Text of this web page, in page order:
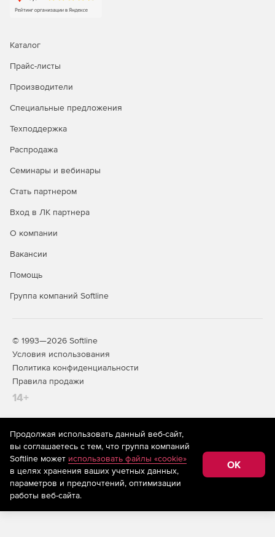
участки изображений, будь то волосы, мех, облака,
воспользоваться функцией уточнения краев.
Профессиональные художественные инструменты
проектов и привнесение разнообразия в готовые
программе имеются уникальные художественные
фильтры, преобразующие изображения в реалистичные
AliveColors предлагает расширенный редактор кистей для
создания новых инструментов и модификации
изменений, можно варьировать во время рисования
характеристики.
Каталог
Прайс-листы
Производители
Специальные предложения
Техподдержка
Распродажа
Семинары и вебинары
Стать партнером
Вход в ЛК партнера
О компании
Вакансии
Помощь
Группа компаний Softline
© 1993—2026 Softline
Условия использования
Политика конфиденциальности
Правила продажи
14+
На информационном ресурсе store.softline.ru применяются
рекомендательные технологии(информационные технологии
предоставления информации на основе сбора,
систематизации и анализа сведений, относящихся к
предпочтениям пользователей сети «Интернет»,
находящихся на территории Российской Федерации)
Продолжая использовать данный веб-сайт,
вы соглашаетесь с тем, что группа компаний
Softline может использовать файлы «cookie»
в целях хранения ваших учетных данных,
параметров и предпочтений, оптимизации
работы веб-сайта.
OK